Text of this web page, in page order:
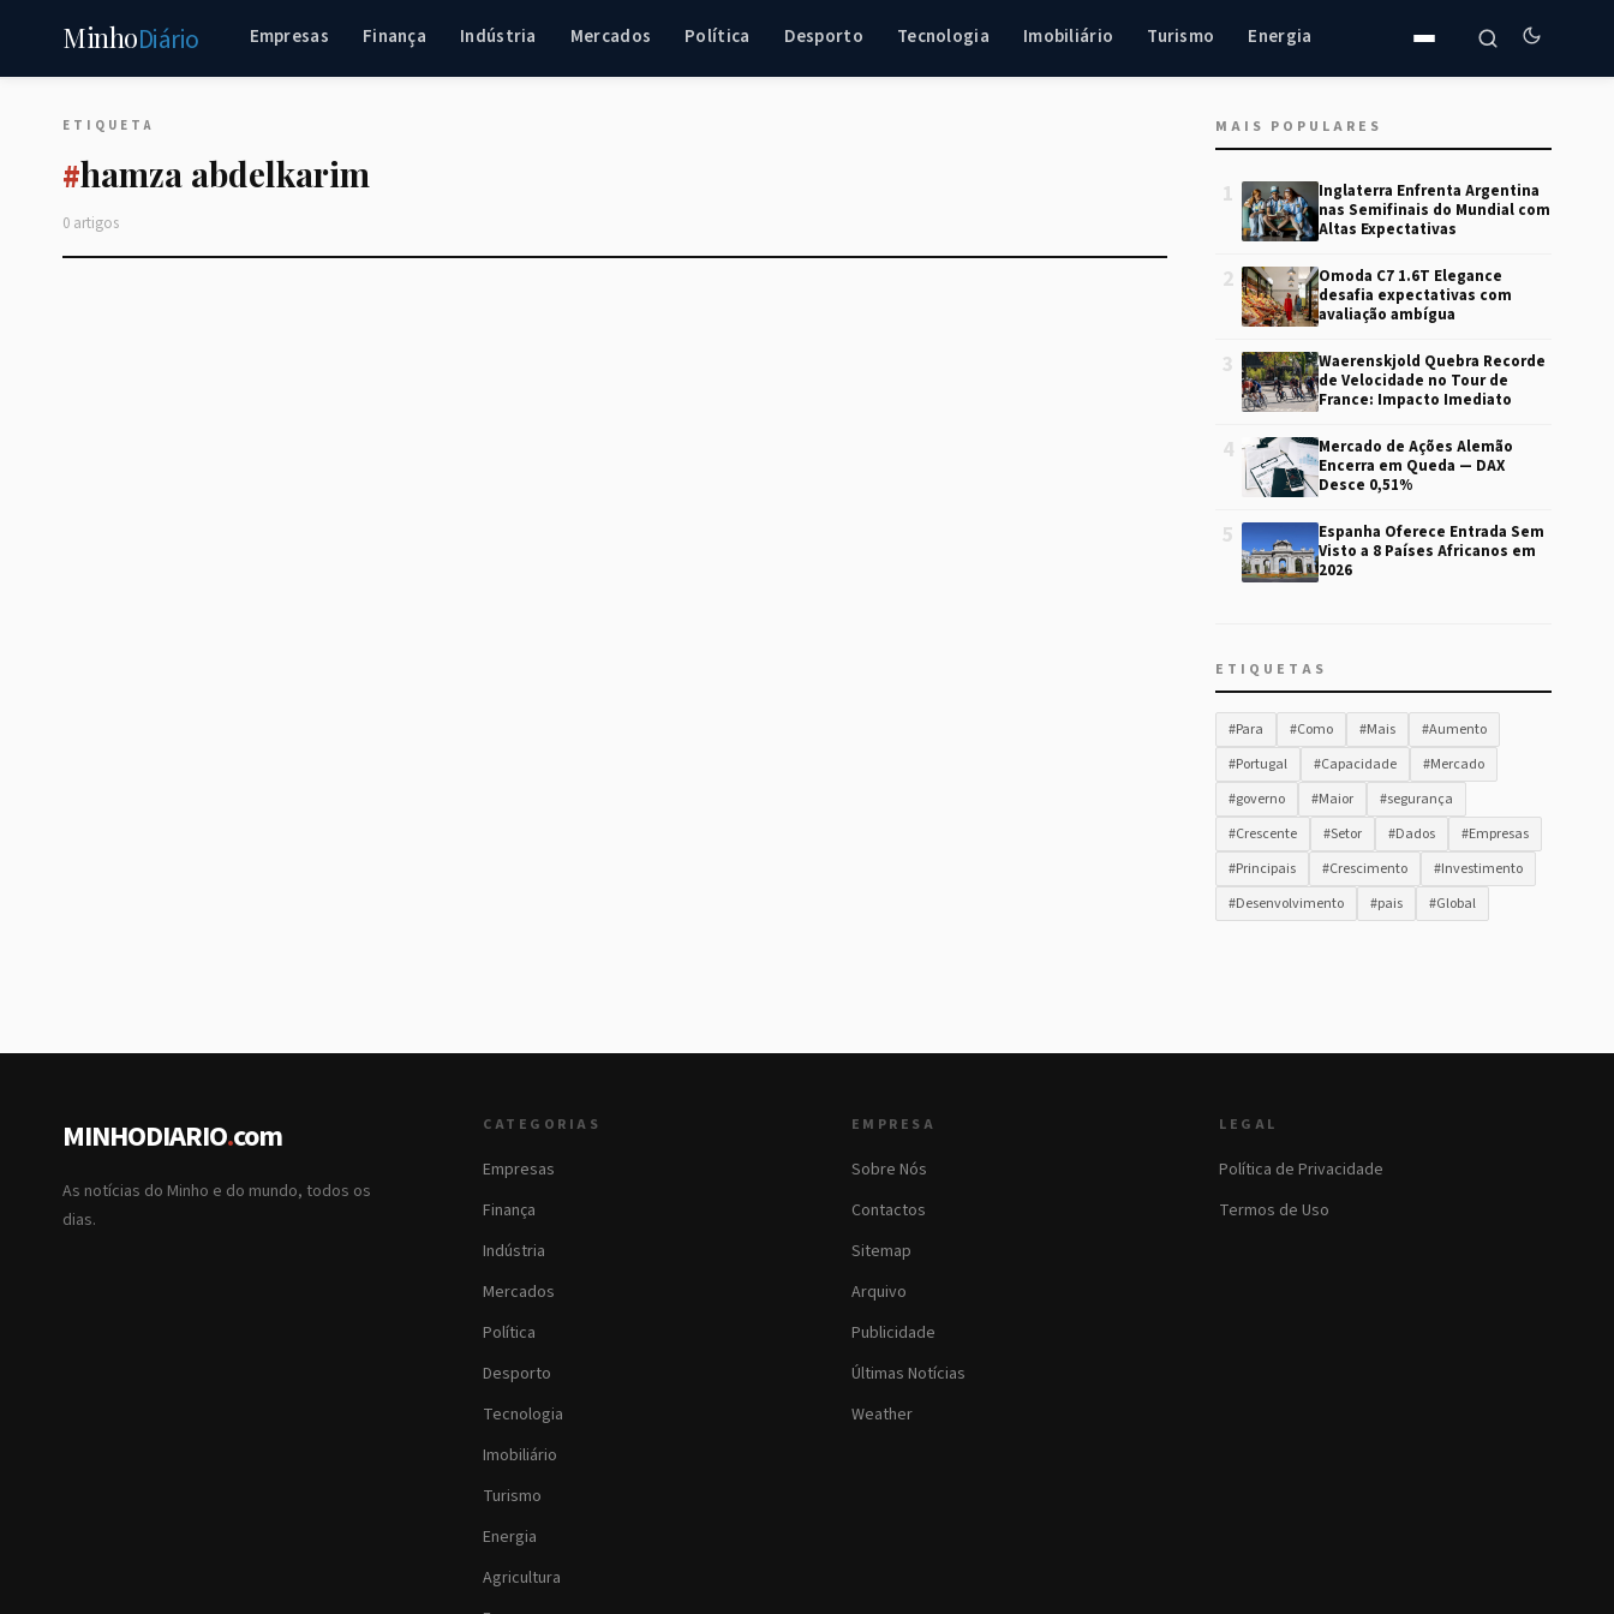
MinhoDiário Empresas Finança Indústria Mercados Política Desporto Tecnologia Imobiliário Turismo Energia
ETIQUETA
#hamza abdelkarim
0 artigos
MAIS POPULARES
1
Inglaterra Enfrenta Argentina
nas Semifinais do Mundial com
Altas Expectativas
2
Omoda C7 1.6T Elegance
desafia expectativas com
avaliação ambígua
3
Waerenskjold Quebra Recorde
de Velocidade no Tour de
France: Impacto Imediato
4
Mercado de Ações Alemão
Encerra em Queda — DAX
Desce 0,51%
5
Espanha Oferece Entrada Sem
Visto a 8 Países Africanos em
2026
ETIQUETAS
#Para #Como #Mais
#Aumento
#Portugal
#Capacidade
#Mercado
#governo
#Maior
#segurança
#Crescente
#Setor #Dados
#Empresas
#Principais
#Crescimento
#Investimento
#Desenvolvimento
#pais #Global
MINHODIARIO.com
As notícias do Minho e do mundo, todos os
dias.
CATEGORIAS
Empresas
Finança
Indústria
Mercados
Política
Desporto
Tecnologia
Imobiliário
Turismo
Energia
Agricultura
EMPRESA
Sobre Nós
Contactos
Sitemap
Arquivo
Publicidade
Últimas Notícias
Weather
LEGAL
Política de Privacidade
Termos de Uso